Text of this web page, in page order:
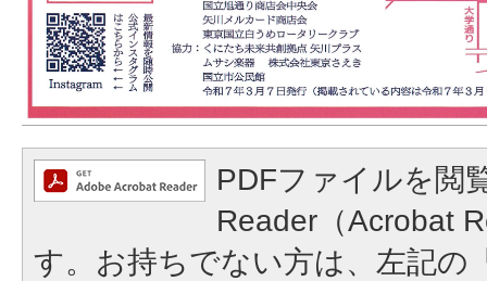
PDFファイルを閲
Reader（Acrobat
す。お持ちでない方は、左記の